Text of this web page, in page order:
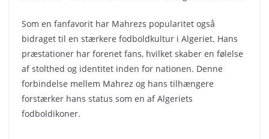
Som en fanfavorit har Mahrezs popularitet også
bidraget til en stærkere fodboldkultur i Algeriet. Hans
præstationer har forenet fans, hvilket skaber en følelse
af stolthed og identitet inden for nationen. Denne
forbindelse mellem Mahrez og hans tilhængere
forstærker hans status som en af Algeriets
fodboldikoner.